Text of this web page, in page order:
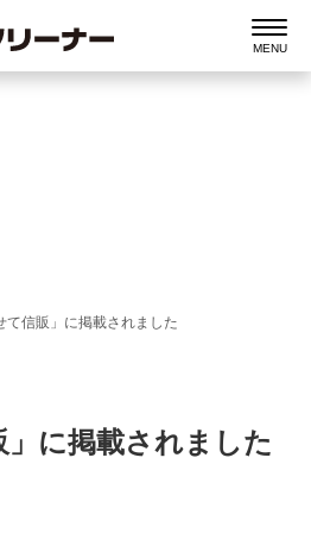
て信販」に掲載されました
」に掲載されました